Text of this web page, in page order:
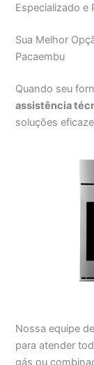
Especializado e
Sua Melhor
Pacaembu
Quando seu
assistência
soluções
Nossa equipe
para atender
gás ou